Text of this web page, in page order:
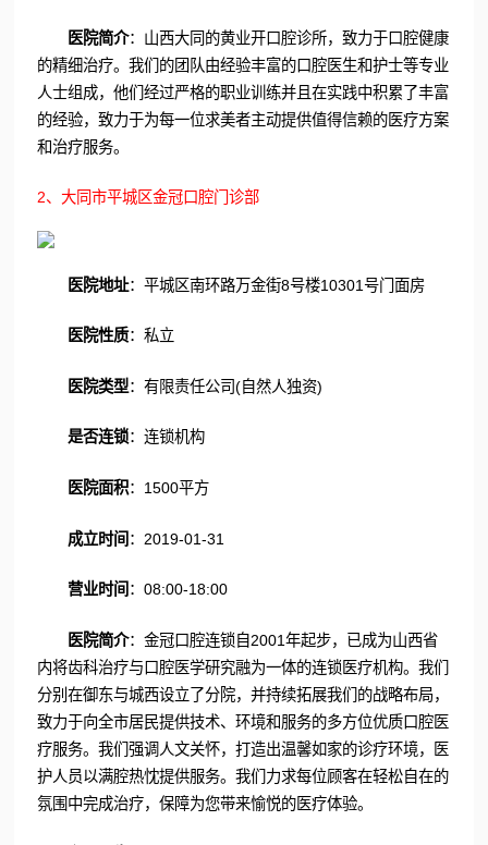
医院简介：山西大同的黄业开口腔诊所，致力于口腔健康
的精细治疗。我们的团队由经验丰富的口腔医生和护士等专业
人士组成，他们经过严格的职业训练并且在实践中积累了丰富
的经验，致力于为每一位求美者主动提供值得信赖的医疗方案
和治疗服务。
2、大同市平城区金冠口腔门诊部
医院地址：平城区南环路万金街8号楼10301号门面房
医院性质：私立
医院类型：有限责任公司(自然人独资)
是否连锁：连锁机构
医院面积：1500平方
成立时间 ：2019-01-31
营业时间 ：08:00-18:00
医院简介：金冠口腔连锁自2001年起步，已成为山西省
内将齿科治疗与口腔医学研究融为一体的连锁医疗机构。我们
分别在御东与城西设立了分院，并持续拓展我们的战略布局，
致力于向全市居民提供技术、环境和服务的多方位优质口腔医
疗服务。我们强调人文关怀，打造出温馨如家的诊疗环境，医
护人员以满腔热忱提供服务。我们力求每位顾客在轻松自在的
氛围中完成治疗，保障为您带来愉悦的医疗体验。